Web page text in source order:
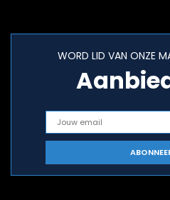
WORD LID VAN ONZE